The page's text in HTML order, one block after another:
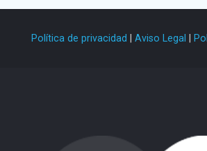
Política de privacidad | Aviso Legal |